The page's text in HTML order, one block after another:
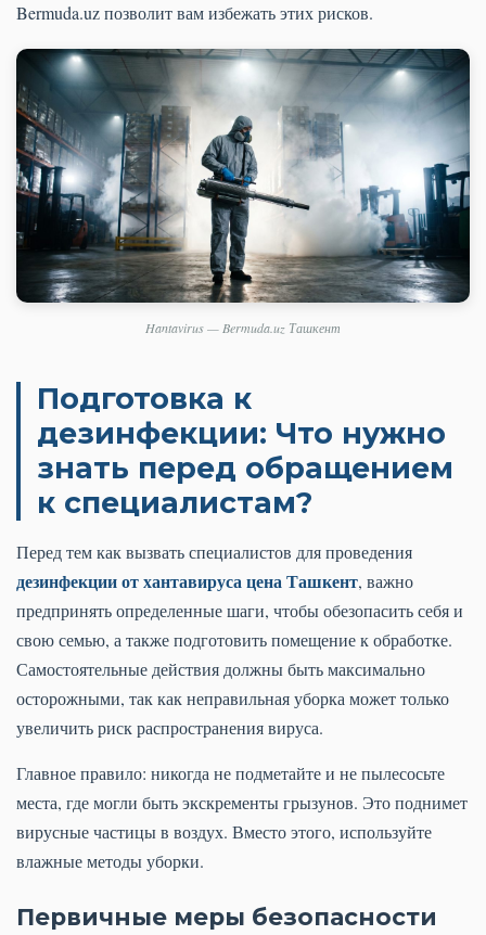
Bermuda.uz позволит вам избежать этих рисков.
Hantavirus — Bermuda.uz Ташкент
Подготовка к
дезинфекции: Что нужно
знать перед обращением
к специалистам?
Перед тем как вызвать специалистов для проведения
дезинфекции от хантавируса цена Ташкент, важно
предпринять определенные шаги, чтобы обезопасить себя и
свою семью, а также подготовить помещение к обработке.
Самостоятельные действия должны быть максимально
осторожными, так как неправильная уборка может только
увеличить риск распространения вируса.
Главное правило: никогда не подметайте и не пылесосьте
места, где могли быть экскременты грызунов. Это поднимет
вирусные частицы в воздух. Вместо этого, используйте
влажные методы уборки.
Первичные меры безопасности